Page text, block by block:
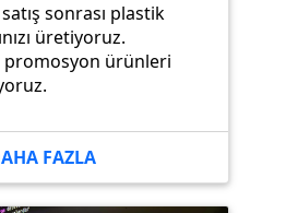
sonrası plastik
üretiyoruz.
promosyon ürünleri
FAZLA